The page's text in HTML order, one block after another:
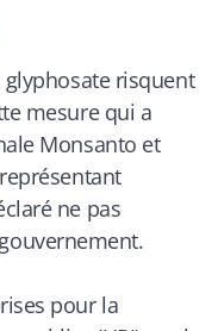
risquent
mesure qui a
Monsanto et
ne pas
pour la